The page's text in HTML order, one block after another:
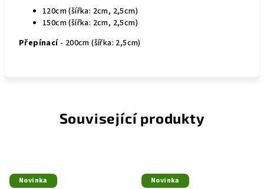
120cm (šířka: 2cm, 2,5cm)
150cm (šířka: 2cm, 2,5cm)
Přepínací - 200cm (šířka: 2,5cm)
Související produkty
Novinka Novinka